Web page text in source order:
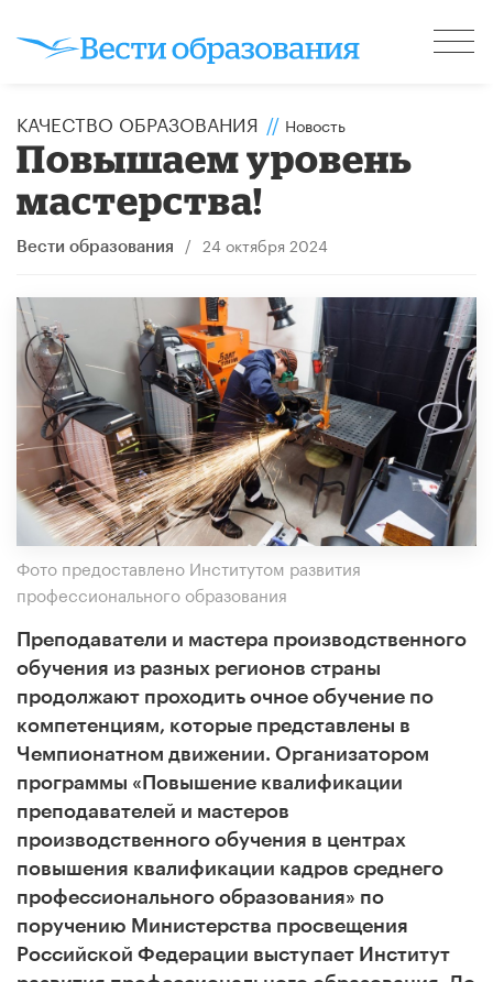
КАЧЕСТВО ОБРАЗОВАНИЯ // Новость
Повышаем уровень
мастерства!
Вести образования / 24 октября 2024
Фото предоставлено Институтом развития
профессионального образования
Преподаватели и мастера производственного
обучения из разных регионов страны
продолжают проходить очное обучение по
компетенциям, которые представлены в
Чемпионатном движении. Организатором
программы «Повышение квалификации
преподавателей и мастеров
производственного обучения в центрах
повышения квалификации кадров среднего
профессионального образования» по
поручению Министерства просвещения
Российской Федерации выступает Институт